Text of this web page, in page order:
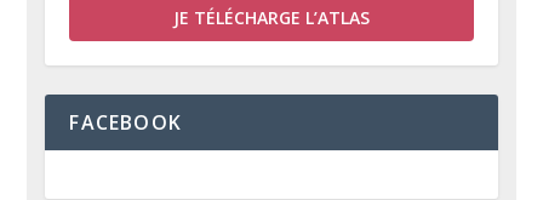
JE TÉLÉCHARGE L’ATLAS
FACEBOOK